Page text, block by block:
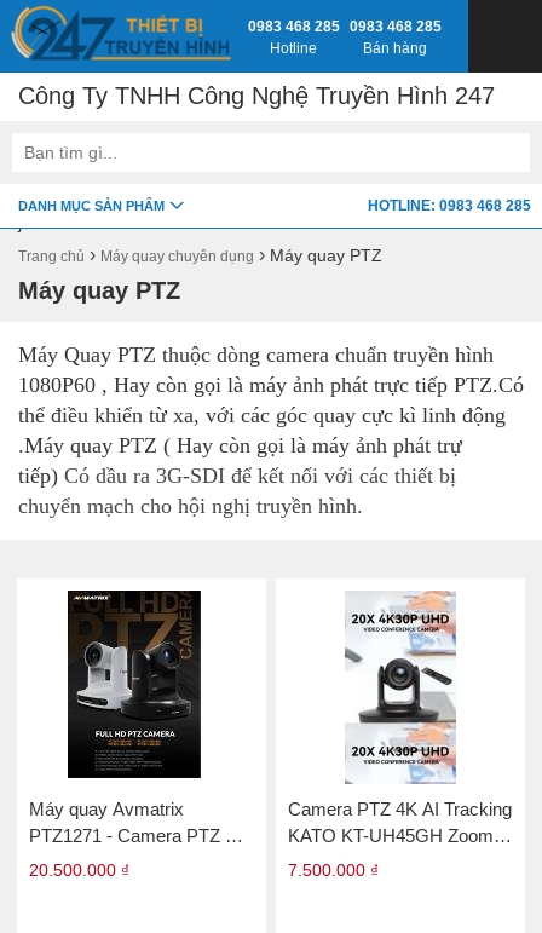
google-site-verification=fSxkTzlyAV278H0_7LAVZEjJh2zdXsbKQ-
Trang chủ › Máy quay chuyên dụng › Máy quay PTZ
Máy quay PTZ
Máy Quay PTZ thuộc dòng camera chuẩn truyền hình
1080P60 , Hay còn gọi là máy ảnh phát trực tiếp PTZ.Có
thể điều khiển từ xa, với các góc quay cực kì linh động
.Máy quay PTZ ( Hay còn gọi là máy ảnh phát trự
tiếp) Có dầu ra 3G-SDI để kết nối với các thiết bị
chuyển mạch cho hội nghị truyền hình.
Máy quay Avmatrix
PTZ1271 - Camera PTZ Full
HD
20.500.000 ₫
Camera PTZ 4K AI Tracking
KATO KT-UH45GH Zoom
20X
7.500.000 ₫
0983 468 285
Hotline
0983 468 285
Bán hàng
Công Ty TNHH Công Nghệ Truyền Hình 247
DANH MỤC SẢN PHẨM HOTLINE: 0983 468 285